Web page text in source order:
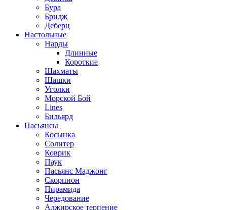
Бура
Бридж
Деберц
Настольные
Нарды
Длинные
Короткие
Шахматы
Шашки
Уголки
Морской Бой
Lines
Бильярд
Пасьянсы
Косынка
Солитер
Коврик
Паук
Пасьянс Маджонг
Скорпион
Пирамида
Чередование
Алжирское терпение